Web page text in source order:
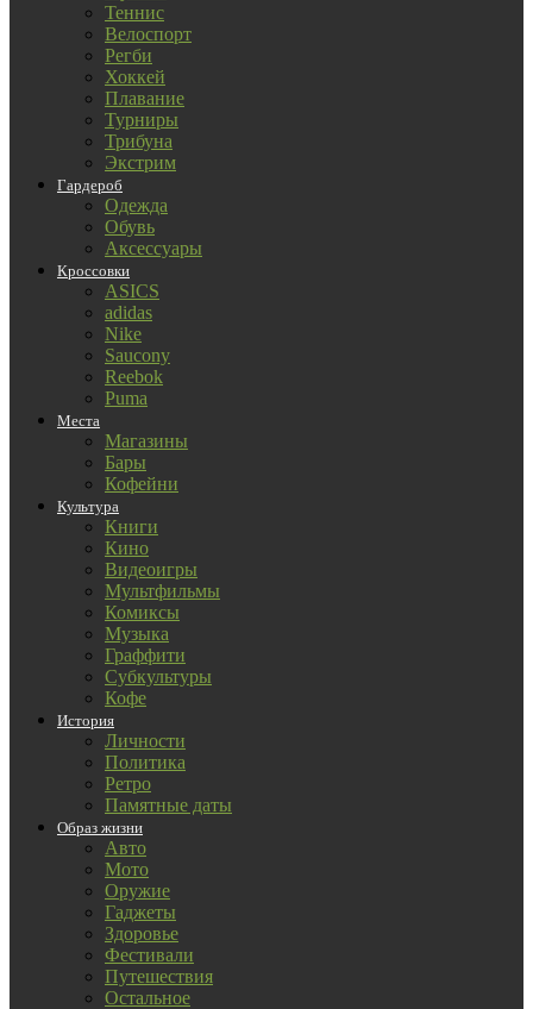
Теннис
Велоспорт
Регби
Хоккей
Плавание
Турниры
Трибуна
Экстрим
Гардероб
Одежда
Обувь
Аксессуары
Кроссовки
ASICS
adidas
Nike
Saucony
Reebok
Puma
Места
Магазины
Бары
Кофейни
Культура
Книги
Кино
Видеоигры
Мультфильмы
Комиксы
Музыка
Граффити
Субкультуры
Кофе
История
Личности
Политика
Ретро
Памятные даты
Образ жизни
Авто
Мото
Оружие
Гаджеты
Здоровье
Фестивали
Путешествия
Остальное